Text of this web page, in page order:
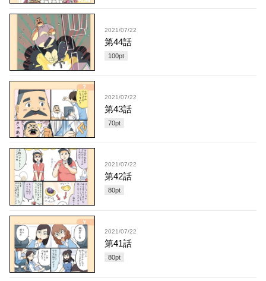
2021/07/22
第44話
100pt
2021/07/22
第43話
70pt
2021/07/22
第42話
80pt
2021/07/22
第41話
80pt